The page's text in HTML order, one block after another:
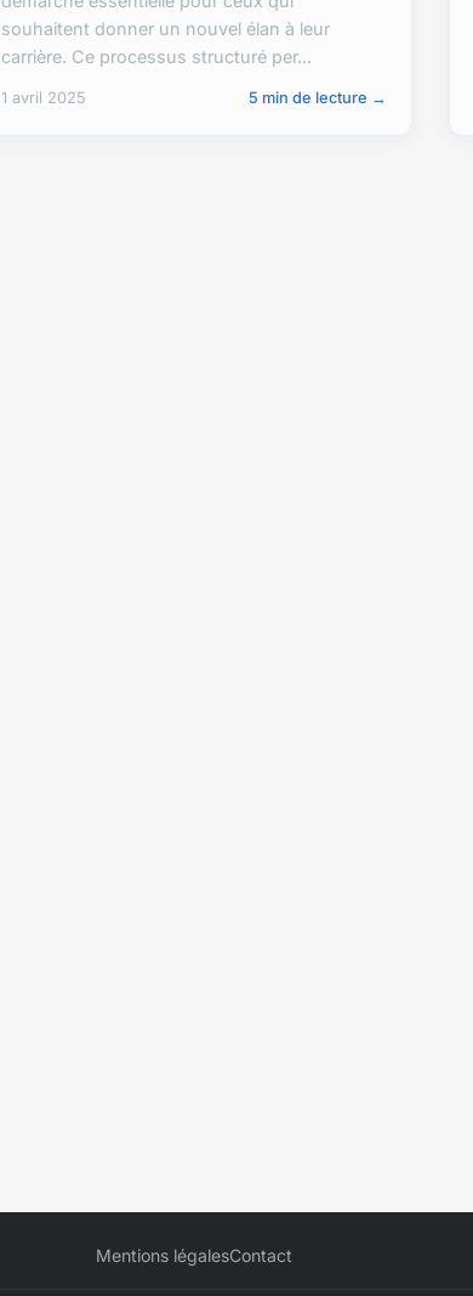
souhaitent donner un nouvel élan à leur
carrière. Ce processus structuré per...
1 avril 2025 5 min de lecture →
Mentions légalesContact